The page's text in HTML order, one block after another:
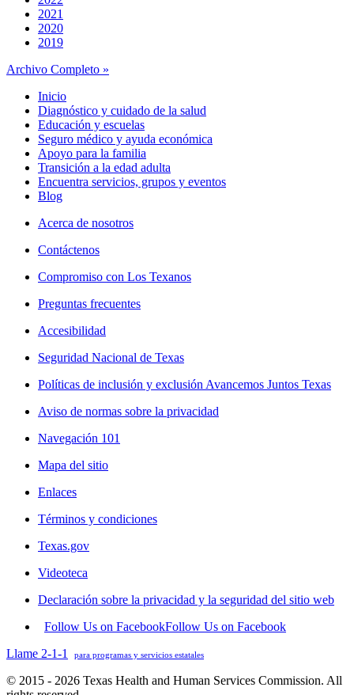
2021
2020
2019
Archivo Completo »
Inicio
Diagnóstico y cuidado de la salud
Educación y escuelas
Seguro médico y ayuda económica
Apoyo para la familia
Transición a la edad adulta
Encuentra servicios, grupos y eventos
Blog
Acerca de nosotros
Contáctenos
Compromiso con Los Texanos
Preguntas frecuentes
Accesibilidad
Seguridad Nacional de Texas
Políticas de inclusión y exclusión Avancemos Juntos Texas
Aviso de normas sobre la privacidad
Navegación 101
Mapa del sitio
Enlaces
Términos y condiciones
Texas.gov
Videoteca
Declaración sobre la privacidad y la seguridad del sitio web
Follow Us on FacebookFollow Us on Facebook
Llame 2-1-1
para programas y servicios estatales
© 2015 - 2026 Texas Health and Human Services Commission. All